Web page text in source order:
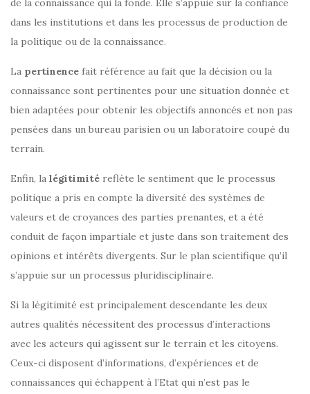
de la connaissance qui la fonde. Elle s’appuie sur la confiance
dans les institutions et dans les processus de production de
la politique ou de la connaissance.
La pertinence fait référence au fait que la décision ou la
connaissance sont pertinentes pour une situation donnée et
bien adaptées pour obtenir les objectifs annoncés et non pas
pensées dans un bureau parisien ou un laboratoire coupé du
terrain.
Enfin, la légitimité reflète le sentiment que le processus
politique a pris en compte la diversité des systèmes de
valeurs et de croyances des parties prenantes, et a été
conduit de façon impartiale et juste dans son traitement des
opinions et intérêts divergents. Sur le plan scientifique qu’il
s’appuie sur un processus pluridisciplinaire.
Si la légitimité est principalement descendante les deux
autres qualités nécessitent des processus d’interactions
avec les acteurs qui agissent sur le terrain et les citoyens.
Ceux-ci disposent d’informations, d’expériences et de
connaissances qui échappent à l’Etat qui n’est pas le